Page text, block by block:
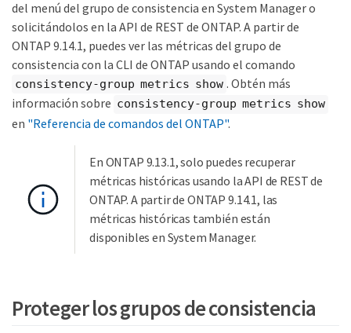
del menú del grupo de consistencia en System Manager o
solicitándolos en la API de REST de ONTAP. A partir de
ONTAP 9.14.1, puedes ver las métricas del grupo de
consistencia con la CLI de ONTAP usando el comando
consistency-group metrics show . Obtén más
información sobre consistency-group metrics show
en "Referencia de comandos del ONTAP".
En ONTAP 9.13.1, solo puedes recuperar
métricas históricas usando la API de REST de
ONTAP. A partir de ONTAP 9.14.1, las
métricas históricas también están
disponibles en System Manager.
Proteger los grupos de consistencia